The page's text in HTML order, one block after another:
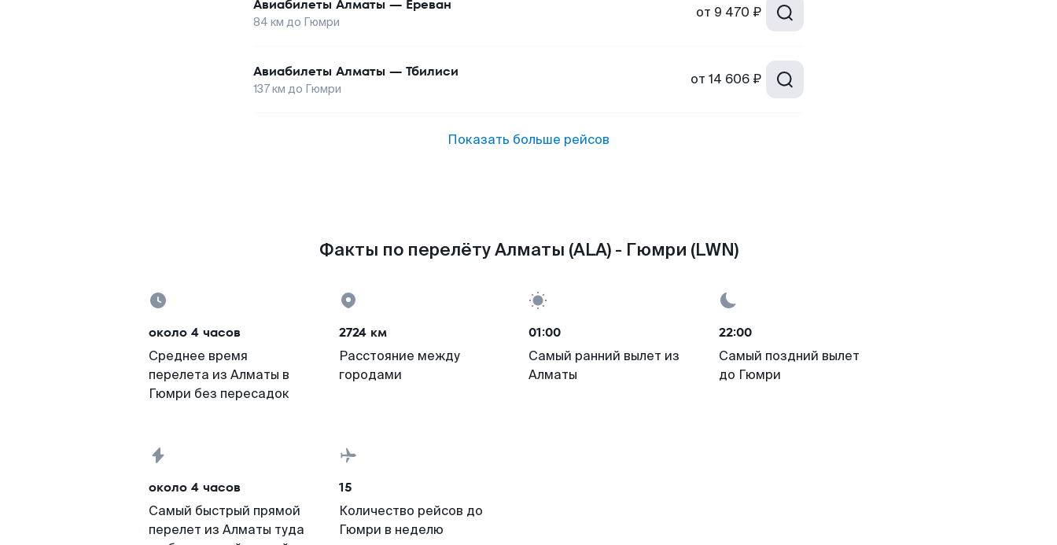
Авиабилеты Алматы — Ереван
84 км до Гюмри
от 9 470 ₽
Авиабилеты Алматы — Тбилиси
137км до Гюмри
от 14 606 ₽
Показать больше рейсов
Факты по перелёту Алматы (ALA) - Гюмри (LWN)
около 4 часов
Среднее время
перелета из Алматы в
Гюмри без пересадок
2724 км
Расстояние между
городами
01:00
Самый ранний вылет из
Алматы
22:00
Самый поздний вылет
до Гюмри
около 4 часов
Самый быстрый прямой
перелет из Алматы туда
15
Количество рейсов до
Гюмри в неделю